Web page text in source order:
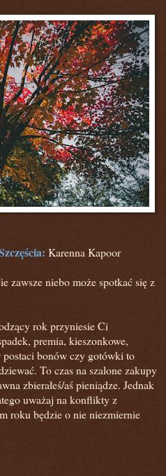
Karenna Kapoor
zawsze niebo może spotkać się z
rok przyniesie Ci
premia, kieszonkowe,
bonów czy gotówki to
To czas na szalone zakupy
zbierałeś/aśpieniądze. Jednak
uważaj na konflikty z
roku będzie o nie niezmiernie